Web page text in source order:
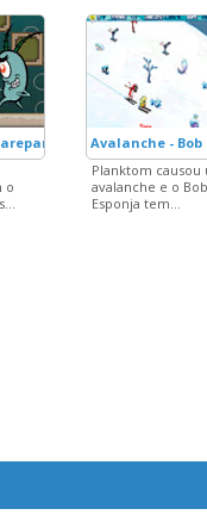
Door of Time
o
Avalanche - Bob
Planktom causou
avalanche e o Bob
Esponja tem...